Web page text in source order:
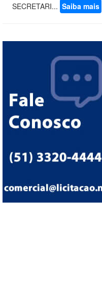
SECRETARI... Saiba mais